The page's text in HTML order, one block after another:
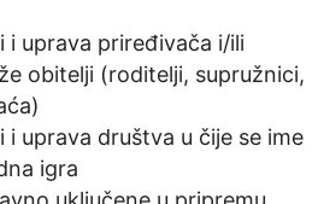
i uprava priređivača i/ili
obitelji (roditelji, supružnici,
i uprava društva u čije se ime
igra